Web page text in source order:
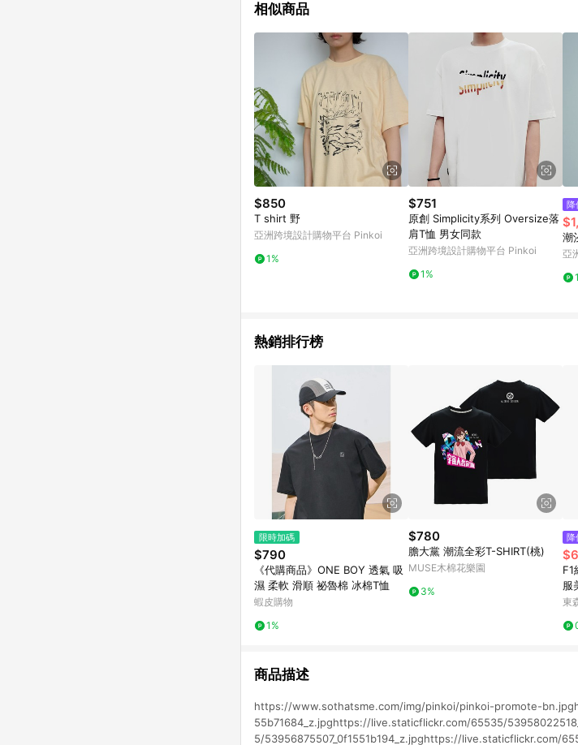
使用規則請以點數紅包活動說明為準。 11. 若於 LINE 購物前往
相似商品
$850
T shirt 野
亞洲跨境設計購物平台 Pinkoi
1%
$751
原創 Simplicity系列 Oversize落
肩T恤 男女同款
亞洲跨境設計購物平台 Pinkoi
1%
降
潮
亞
熱銷排行榜
限時加碼
$790
《代購商品》ONE BOY 透氣 吸
濕 柔軟 滑順 祕魯棉 冰棉T恤
蝦皮購物
1%
$780
膽大黨 潮流全彩T-SHIRT(桃)
MUSE木棉花樂園
3%
降
F1
服
松
東
商品描述
https://www.sothatsme.com/img/pinkoi/pinkoi-promote-
55b71684_z.jpghttps://live.staticflickr.com/65535/
5/53956875507_0f1551b194_z.jpghttps://live.staticflickr.com/